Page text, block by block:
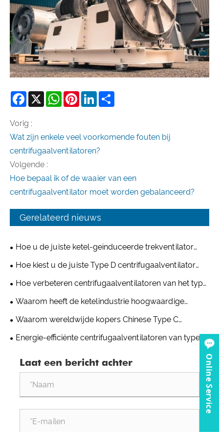
Facebook
X WhatsAppPinterestLinkedIn
Vorig :
Wat zijn enkele veel voorkomende fouten bij
centrifugaalventilatoren?
Volgende :
Hoe bepaal ik of de waaier van een
centrifugaalventilator moet worden gebalanceerd?
Gerelateerd nieuws
Hoe u de juiste ketel-geïnduceerde trekventilator
kiest voor industriële toepassingen
Hoe kiest u de juiste Type D centrifugaalventilator
voor uw industriële ventilatiesysteem?
Hoe verbeteren centrifugaalventilatoren van het type
A de ventilatie in magazijnen en logistieke centra?
Waarom heeft de ketelindustrie hoogwaardige
centrifugaalventilatoren nodig?
Waarom wereldwijde kopers Chinese Type C
centrifugaalventilatorfabrikanten kiezen voor
aangepaste projecten
Energie-efficiënte centrifugaalventilatoren van type A
helpen klanten de bedrijfskosten op de lange termijn te
verlagen
Laat een bericht achter Online Service